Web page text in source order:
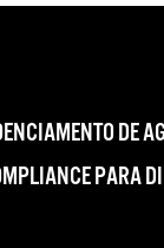
DE
PARA